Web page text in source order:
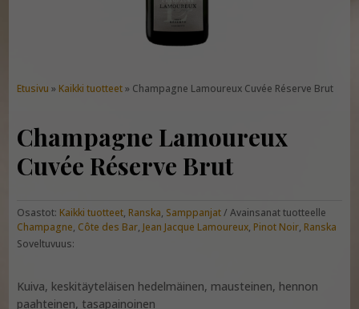
Etusivu » Kaikki tuotteet» Champagne Lamoureux Cuvée Réserve Brut
Champagne Lamoureux
Cuvée Réserve Brut
Osastot: Kaikki tuotteet, Ranska, Samppanjat
Avainsanat tuotteelle
Champagne, Côte des Bar, Jean Jacque Lamoureux, Pinot Noir, Ranska
Soveltuvuus:
Kuiva, keskitäyteläisen hedelmäinen, mausteinen, hennon
paahteinen, tasapainoinen